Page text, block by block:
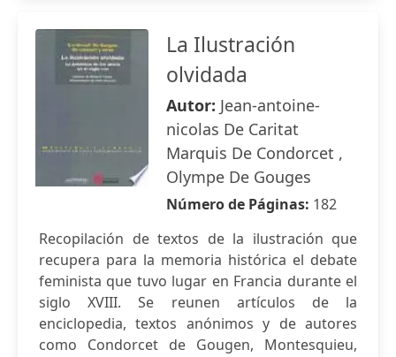
La Ilustración
olvidada
Autor: Jean-antoine-
nicolas De Caritat
Marquis De Condorcet ,
Olympe De Gouges
Número de Páginas: 182
Recopilación de textos de la ilustración que
recupera para la memoria histórica el debate
feminista que tuvo lugar en Francia durante el
siglo XVIII. Se reunen artículos de la
enciclopedia, textos anónimos y de autores
como Condorcet de Gougen, Montesquieu,